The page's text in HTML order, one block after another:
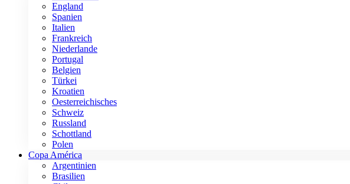
England
Spanien
Italien
Frankreich
Niederlande
Portugal
Belgien
Türkei
Kroatien
Oesterreichisches
Schweiz
Russland
Schottland
Polen
Copa América
Argentinien
Brasilien